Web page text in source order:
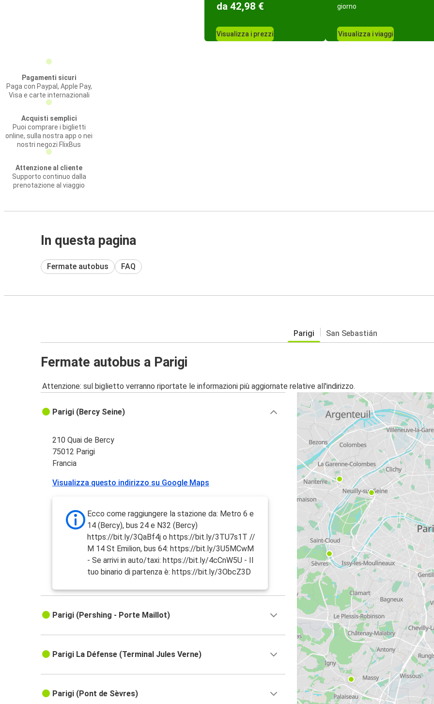
da 42,98 €
Visualizza i prezzi
giorno
Visualizza i viaggi
Pagamenti sicuri
Paga con Paypal, Apple Pay,
Visa e carte internazionali
Acquisti semplici
Puoi comprare i biglietti
online, sulla nostra app o nei
nostri negozi FlixBus
Attenzione al cliente
Supporto continuo dalla
prenotazione al viaggio
In questa pagina
Fermate autobus FAQ
Parigi San Sebastián
Fermate autobus a Parigi
Attenzione: sul biglietto verranno riportate le informazioni più aggiornate relative all'indirizzo.
Parigi (Bercy Seine)
210 Quai de Bercy
75012 Parigi
Francia
Visualizza questo indirizzo su Google Maps
Ecco come raggiungere la stazione da: Metro 6 e
14 (Bercy), bus 24 e N32 (Bercy)
https://bit.ly/3QaBf4j o https://bit.ly/3TU7s1T //
M 14 St Emilion, bus 64: https://bit.ly/3U5MCwM
- Se arrivi in auto/taxi: https://bit.ly/4cCnW5U - Il
tuo binario di partenza è: https://bit.ly/3ObcZ3D
Parigi (Pershing - Porte Maillot)
Parigi La Défense (Terminal Jules Verne)
Parigi (Pont de Sèvres)